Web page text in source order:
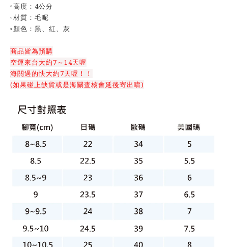
▫️高度：4公分
▫️材質：毛呢
▫️顏色：黑、紅、灰
商品皆為預購
空運來台大約7～14天喔
海關過的快大約7天喔！！
(如果碰上缺貨或是海關查核會延後寄出唷)